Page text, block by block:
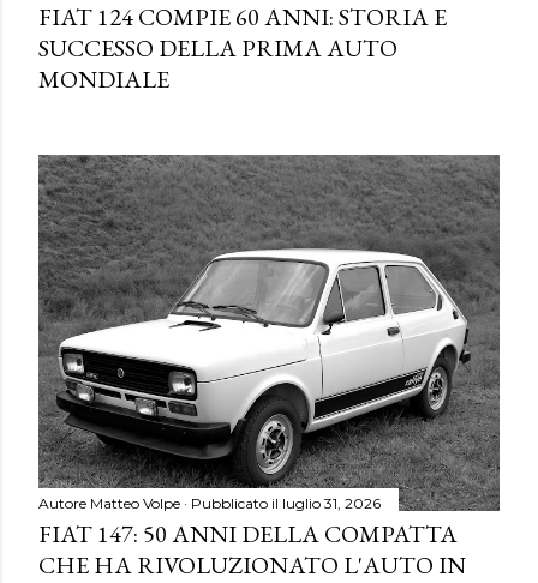
FIAT 124 COMPIE 60 ANNI: STORIA E
SUCCESSO DELLA PRIMA AUTO
MONDIALE
Autore Matteo Volpe Pubblicato il luglio 31, 2026
FIAT 147: 50 ANNI DELLA COMPATTA
CHE HA RIVOLUZIONATO L'AUTO IN